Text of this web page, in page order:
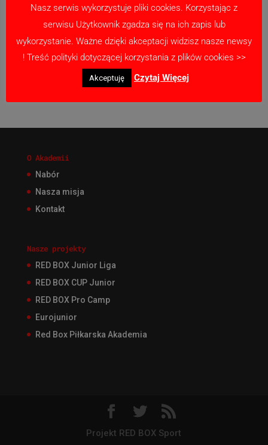
Zapamiętaj moje dane w tej przeglądarce
podczas pisania kolejnych komentarzy.
O Akademii
Nabór
Nasza misja
Kontakt
Nasze projekty
RED BOX Junior Liga
RED BOX CUP Junior
RED BOX Pro Camp
Eurojunior
Red Box Piłkarska Akademia
Projekt RED BOX Sport
Nasz serwis wykorzystuje pliki cookies. Korzystając z
serwisu Użytkownik zgadza się na ich zapis lub
wykorzystanie. Ważne dzięki akceptacji widzisz nasze newsy
! Treść polityki dotyczącej korzystania z plików cookies >>
Akceptuję Czytaj Więcej